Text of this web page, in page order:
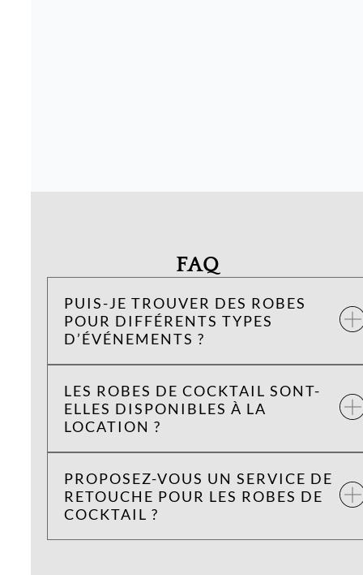
FAQ
PUIS-JE TROUVER DES ROBES
POUR DIFFÉRENTS TYPES
D’ÉVÉNEMENTS ?
LES ROBES DE COCKTAIL SONT-
ELLES DISPONIBLES À LA
LOCATION ?
PROPOSEZ-VOUS UN SERVICE DE
RETOUCHE POUR LES ROBES DE
COCKTAIL ?